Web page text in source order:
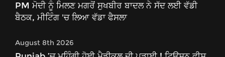
PM ਮੋਦੀ ਨੂੰ ਮਿਲਣ ਮਗਰੋਂ ਸੁਖਬੀਰ ਬਾਦਲ ਨੇ ਸੱਦ ਲਈ ਵੱਡੀ
ਬੈਠਕ, ਮੀਟਿੰਗ 'ਚ ਲਿਆ ਵੱਡਾ ਫੈਸਲਾ
August 8th 2026